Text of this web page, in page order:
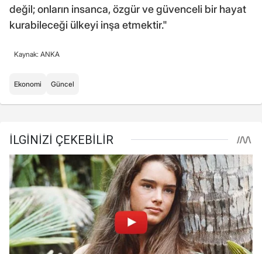
değil; onların insanca, özgür ve güvenceli bir hayat
kurabileceği ülkeyi inşa etmektir."
Kaynak: ANKA
Ekonomi Güncel